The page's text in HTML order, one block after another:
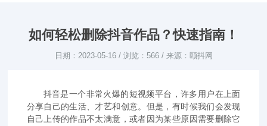
如何轻松删除抖音作品？快速指南！
日期：2023-05-16 / 浏览：566 / 来源：颐抖网
抖音是一个非常火爆的短视频平台，许多用户在上面
分享自己的生活、才艺和创意。但是，有时候我们会发现
自己上传的作品不太满意，或者因为某些原因需要删除它